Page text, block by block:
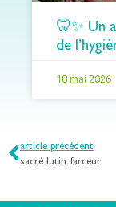
🦷✨ Un
de
18 mai 2026
article précédent
sacré lutin farceur